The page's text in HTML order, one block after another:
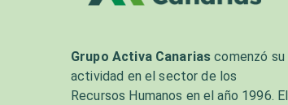
Grupo Activa Canarias comenzó su
actividad en el sector de los
Recursos Humanos en el año 1996. El